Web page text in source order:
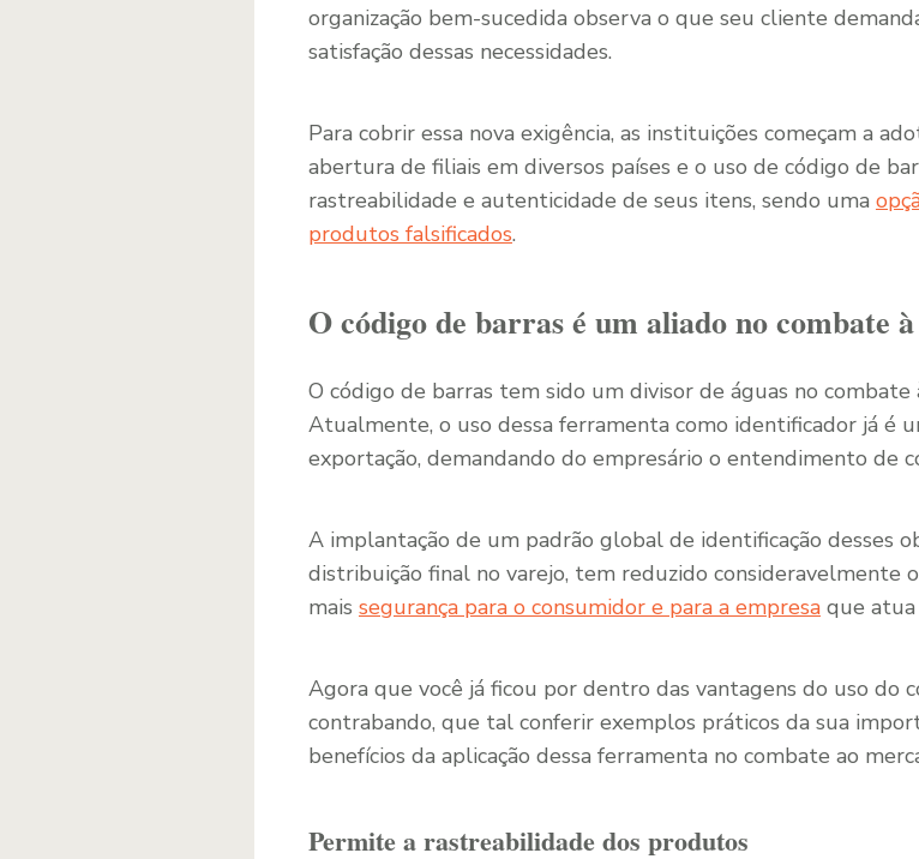
organização bem-sucedida observa o que seu cliente
satisfação dessas necessidades.
Para cobrir essa nova exigência, as instituições começam a
abertura de filiais em diversos países e o uso de código de
rastreabilidade e autenticidade de seus itens, sendo uma
produtos falsificados.
O código de barras é um aliado no combate
O código de barras tem sido um divisor de águas no
Atualmente, o uso dessa ferramenta como identificador já é
exportação, demandando do empresário o entendimento de
A implantação de um padrão global de identificação desses
distribuição final no varejo, tem reduzido consideravelmente
mais segurança para o consumidor e para a empresaque atua
Agora que você já ficou por dentro das vantagens do uso do
contrabando, que tal conferir exemplos práticos da sua
benefícios da aplicação dessa ferramenta no combate ao
Permite a rastreabilidade dos produtos